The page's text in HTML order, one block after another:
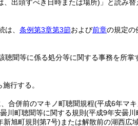
、出頭すべき日時または場所) 」と読み替
は、 条例第3章第3節および前章の規定の
聴聞等に係る処分等に関する事務を所掌
行する。
合併前のマキノ町聴聞規程(平成6年マ
曇川町聴聞等に関する規則 (平成9年安曇川
新旭町規則第7号) または解散前の湖西広